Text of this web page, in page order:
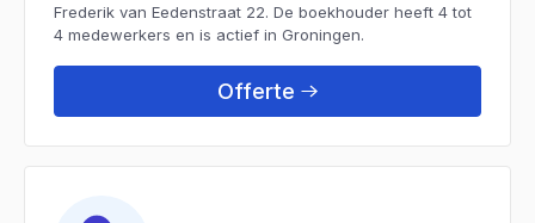
Frederik van Eedenstraat 22. De boekhouder heeft 4 tot
4 medewerkers en is actief in Groningen.
Offerte